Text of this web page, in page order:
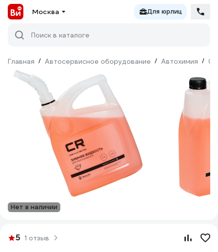
Москва Для юрлиц
Поиск в каталоге
Главная / Автосервисное оборудование / Автохимия /
Нет в наличии
5 1 отзыв